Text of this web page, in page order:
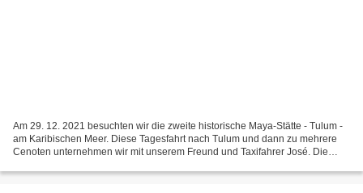
Am 29. 12. 2021 besuchten wir die zweite historische Maya-Stätte - Tulum -
am Karibischen Meer. Diese Tagesfahrt nach Tulum und dann zu mehrere
Cenoten unternehmen wir mit unserem Freund und Taxifahrer José. Die